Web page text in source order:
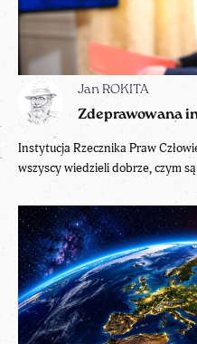
Jan ROKITA
Zdeprawowana
Instytucja Rzecznika Praw
wszyscy wiedzieli dobrze, czym